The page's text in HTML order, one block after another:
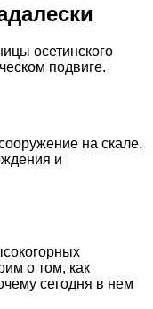
осетинского
подвиге.
на скале.
и
о том, как
сегодня в нем